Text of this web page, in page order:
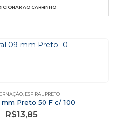
AO CARRINHO
, ESPIRAL PRETO
mm Preto 50 F c/ 100
R$13,85